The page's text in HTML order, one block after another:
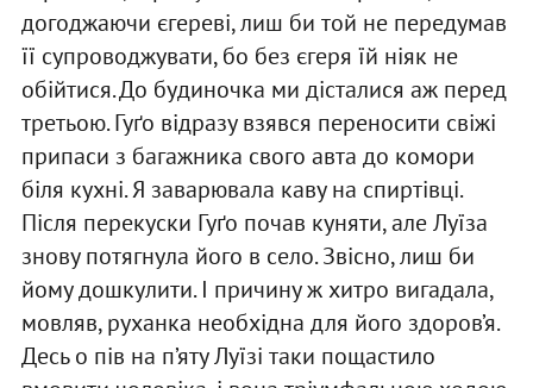
догоджаючи єгереві, лиш би той не передумав
її супроводжувати, бо без єгеря їй ніяк не
обійтися. До будиночка ми дісталися аж перед
третьою. Гуґо відразу взявся переносити свіжі
припаси з багажника свого авта до комори
біля кухні. Я заварювала каву на спиртівці.
Після перекуски Гуґо почав куняти, але Луїза
знову потягнула його в село. Звісно, лиш би
йому дошкулити. І причину ж хитро вигадала,
мовляв, руханка необхідна для його здоров’я.
Десь о пів на п’яту Луїзі таки пощастило